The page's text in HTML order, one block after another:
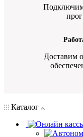
Доставим
Каталог